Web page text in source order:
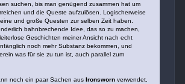
suchen, bis man genügend zusammen hat um
und die Queste aufzulösen. Logischerweise
und große Questen zur selben Zeit haben.
bahnbrechende Idee, das so zu machen,
Geschichten meiner Ansicht nach echt
noch mehr Substanz bekommen, und
was für sie zu tun ist, auch parallel zum
noch ein paar Sachen aus Ironswornverwendet,